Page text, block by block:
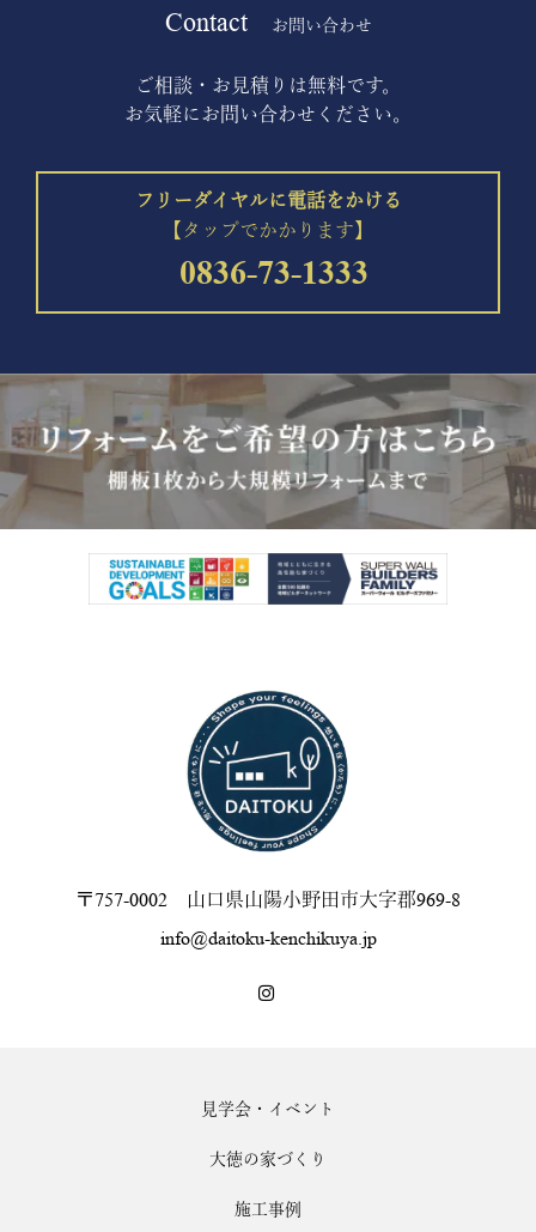
Contact お問い合わせ
ご相談・お見積りは無料です。
お気軽にお問い合わせください。
フリーダイヤルに電話をかける
【タップでかかります】
0836-73-1333
〒757-0002 山口県山陽小野田市大字郡969-8
info@daitoku-kenchikuya.jp
見学会・イベント
大徳の家づくり
施工事例